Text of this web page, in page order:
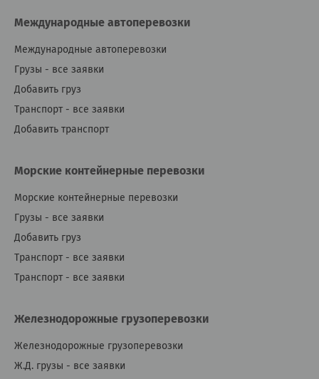
Международные автоперевозки
Международные автоперевозки
Грузы - все заявки
Добавить груз
Транспорт - все заявки
Добавить транспорт
Морские контейнерные перевозки
Морские контейнерные перевозки
Грузы - все заявки
Добавить груз
Транспорт - все заявки
Транспорт - все заявки
Железнодорожные грузоперевозки
Железнодорожные грузоперевозки
Ж.Д. грузы - все заявки